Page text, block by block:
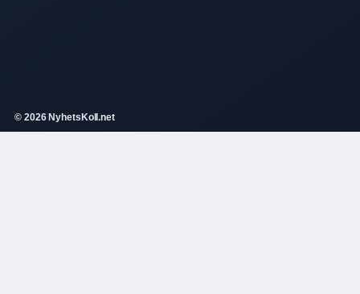
© 2026 NyhetsKoll.net